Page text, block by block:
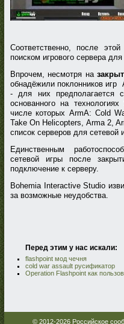
Соответственно, после
поиском игрового сервера
Впрочем, несмотря на
обнадёжили поклонников игр
- для них предполагается
основанного на
числе которых ArmA: Cold
Take On Helicopters, Arma 2,
список серверов для сетевой
Единственным
сетевой игры после
подключение к серверу.
Bohemia Interactive Studio
за возможные неудобства.
Перед этим у нас искали:
flashpoint мод чечня
cold war assault русификатор
Operation Flashpoint как
© 2012-2026 Российское